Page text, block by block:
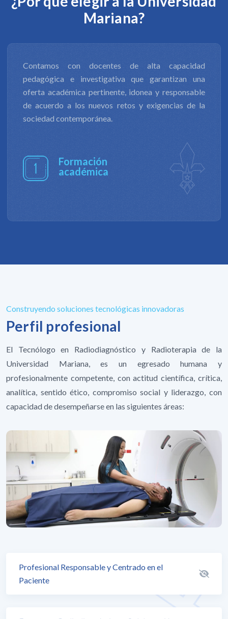
Mariana?
La productividad de nuestra investigación científica
y tecnológica, y la innovación, nos permite contribuir
al desarrollo económico, social, productivo, cultural
y ambiental de diversos entornos, además de
formular respuestas a los retos en ámbitos de
Investigación
Construyendo soluciones tecnológicas innovadoras
Perfil profesional
El Tecnólogo en Radiodiagnóstico y Radioterapia de la
Universidad Mariana, es un egresado humana y
profesionalmente competente, con actitud científica, crítica,
analítica, sentido ético, compromiso social y liderazgo, con
capacidad de desempeñarse en las siguientes áreas:
Profesional Responsable y Centrado en el
Paciente